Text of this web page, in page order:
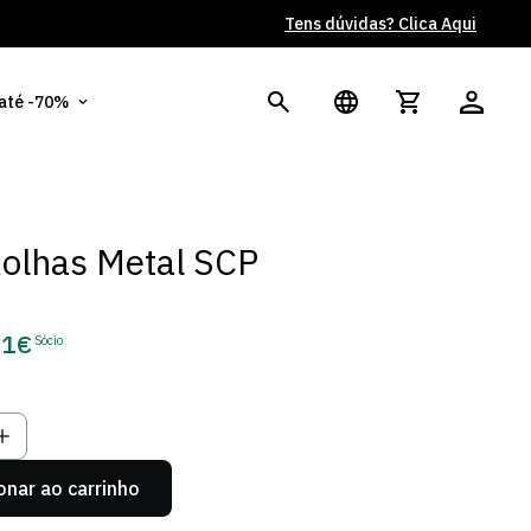
Tens dúvidas? Clica Aqui
-70%
Metal SCP
Sócio
ao carrinho